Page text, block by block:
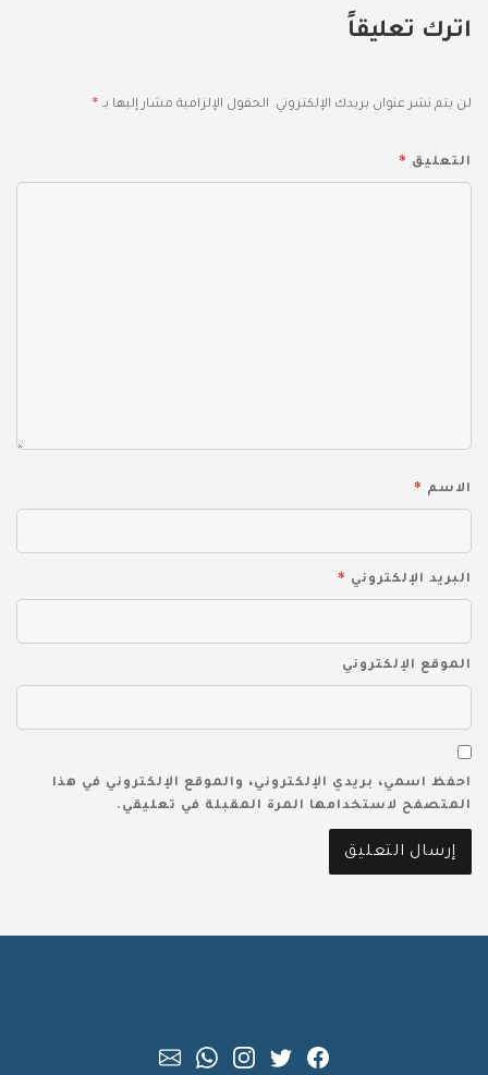
اترك تعليقاً
لن يتم نشر عنوان بريدك الإلكتروني. الحقول الإلزامية مشار إليها بـ *
التعليق *
الاسم *
البريد الإلكتروني *
الموقع الإلكتروني
احفظ اسمي، بريدي الإلكتروني، والموقع الإلكتروني في هذا
المتصفح لاستخدامها المرة المقبلة في تعليقي.